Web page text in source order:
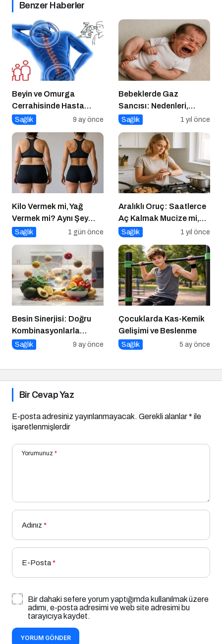
Benzer Haberler
Beyin ve Omurga
Cerrahisinde Hasta
Profili Değişti: Genç
Artıyor
Sağlık 9 ay önce
Bebeklerde Gaz
Sancısı: Nedenleri,
Belirtileri ve Etkili
Sağlık 1 yıl önce
Kilo Vermek mi, Yağ
Vermek mi? Aynı Şey
Sanıyoruz Ama Değil!
Sağlık 1 gün önce
Aralıklı Oruç: Saatlerce
Aç Kalmak Mucize mi,
Geçici Bir Trend Mi?
Sağlık 1 yıl önce
Besin Sinerjisi: Doğru
Kombinasyonlarla
Besinlerin Gücünü Artırın
Sağlık 9 ay önce
Çocuklarda Kas-Kemik
Gelişimi ve Beslenme
Sağlık 5 ay önce
Bir Cevap Yaz
E-posta adresiniz yayınlanmayacak. Gerekli alanlar* ile
işaretlenmişlerdir
Yorumunuz *
Adınız *
E-Posta*
Bir dahaki sefere yorum yaptığımda kullanılmak üzere
adımı, e-posta adresimi ve web site adresimi bu
tarayıcıya kaydet.
YORUM GÖNDER